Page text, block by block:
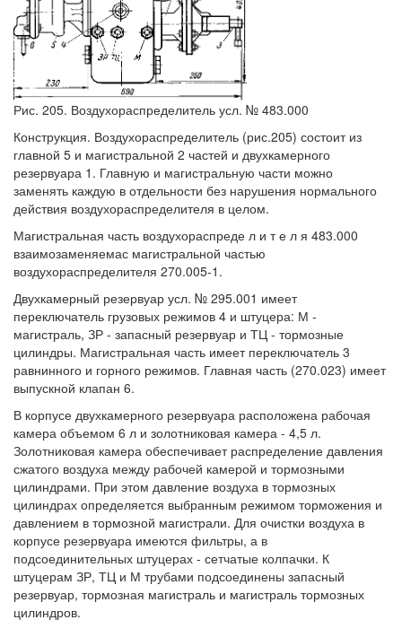
Рис. 205. Воздухораспределитель усл. № 483.000
Конструкция. Воздухораспределитель (рис.205) состоит из
главной 5 и магистральной 2 частей и двухкамерного
резервуара 1. Главную и магистральную части можно
заменять каждую в отдельности без нарушения нормального
действия воздухораспределителя в целом.
Магистральная часть воздухораспреде л и т е л я 483.000
взаимозаменяемас магистральной частью
воздухораспределителя 270.005-1.
Двухкамерный резервуар усл. № 295.001 имеет
переключатель грузовых режимов 4 и штуцера: М -
магистраль, ЗР - запасный резервуар и ТЦ - тормозные
цилиндры. Магистральная часть имеет переключатель 3
равнинного и горного режимов. Главная часть (270.023) имеет
выпускной клапан 6.
В корпусе двухкамерного резервуара расположена рабочая
камера объемом 6 л и золотниковая камера - 4,5 л.
Золотниковая камера обеспечивает распределение давления
сжатого воздуха между рабочей камерой и тормозными
цилиндрами. При этом давление воздуха в тормозных
цилиндрах определяется выбранным режимом торможения и
давлением в тормозной магистрали. Для очистки воздуха в
корпусе резервуара имеются фильтры, а в
подсоединительных штуцерах - сетчатые колпачки. К
штуцерам ЗР, ТЦ и М трубами подсоединены запасный
резервуар, тормозная магистраль и магистраль тормозных
цилиндров.